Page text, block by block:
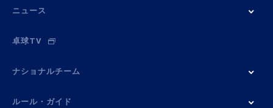
ニュース
卓球TV
ナショナルチーム
ルール・ガイド